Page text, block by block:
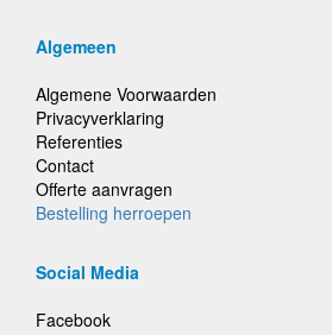
Algemeen
Algemene Voorwaarden
Privacyverklaring
Referenties
Contact
Offerte aanvragen
Bestelling herroepen
Social Media
Facebook